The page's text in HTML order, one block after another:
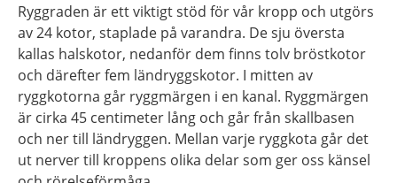
Ryggraden är ett viktigt stöd för vår kropp och utgörs
av 24 kotor, staplade på varandra. De sju översta
kallas halskotor, nedanför dem finns tolv bröstkotor
och därefter fem ländryggskotor. I mitten av
ryggkotorna går ryggmärgen i en kanal. Ryggmärgen
är cirka 45 centimeter lång och går från skallbasen
och ner till ländryggen. Mellan varje ryggkota går det
ut nerver till kroppens olika delar som ger oss känsel